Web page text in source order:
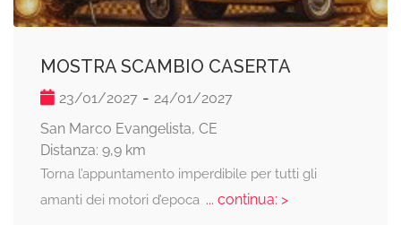
MOSTRA SCAMBIO CASERTA
23/01/2027 - 24/01/2027
San Marco Evangelista, CE
Distanza: 9,9 km
Torna l’appuntamento imperdibile per tutti gli
amanti dei motori d’epoca ... continua: >